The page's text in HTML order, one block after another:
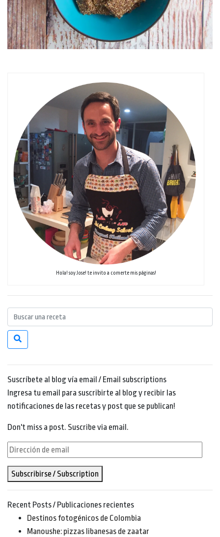
Hola! soy Jose! te invito a comerte mis páginas!
Suscríbete al blog vía email / Email subscriptions
Ingresa tu email para suscribirte al blog y recibir las
notificaciones de las recetas y post que se publican!
Don't miss a post. Suscribe via email.
Dirección
email
Subscribirse / Subscription
Recent Posts / Publicaciones recientes
Destinos fotogénicos de Colombia
Manoushe: pizzas libanesas de zaatar